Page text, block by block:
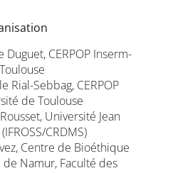
Duguet, CERPOP Inserm-
Rial-Sebbag, CERPOP
de Toulouse
Université Jean
CRDMS)
Centre de Bioéthique
de Namur, Faculté des